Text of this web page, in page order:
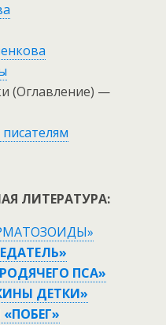
(Оглавление) —
ЛИТЕРАТУРА:
ПСА»
ДЕТКИ»